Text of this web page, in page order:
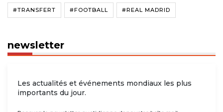
#TRANSFERT #FOOTBALL #REAL MADRID
newsletter
Les actualités et événements mondiaux les plus
importants du jour.